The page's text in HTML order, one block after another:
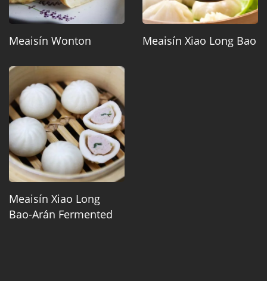
Meaisín Wonton Meaisín Xiao Long Bao
Meaisín Xiao Long
Bao-Arán Fermented